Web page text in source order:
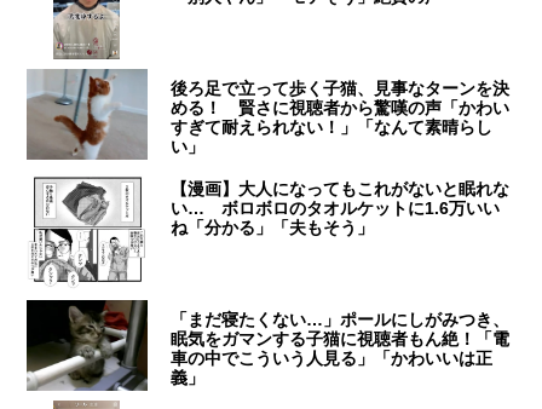
後ろ足で立って歩く子猫、見事なターンを決
める！ 賢さに視聴者から驚嘆の声「かわい
すぎて耐えられない！」「なんて素晴らし
い」
【漫画】大人になってもこれがないと眠れな
い… ボロボロのタオルケットに1.6万いい
ね「分かる」「夫もそう」
「まだ寝たくない…」ポールにしがみつき、
眠気をガマンする子猫に視聴者もん絶！「電
車の中でこういう人見る」「かわいいは正
義」